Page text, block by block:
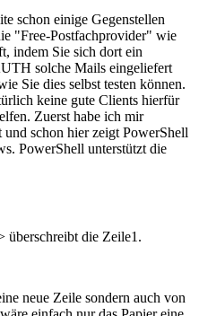
schon einige Gegenstellen
"Free-Postfachprovider" wie
indem Sie sich dort ein
solche Mails eingeliefert
Sie dies selbst testen können.
keine gute Clients hierfür
Zuerst habe ich mir
schon hier zeigt PowerShell
PowerShell unterstützt die
die Zeile1.
neue Zeile sondern auch von